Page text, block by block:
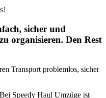
sicher und
organisieren. Den Rest
Transport problemlos, sicher
Bei Speedy Haul Umzüge ist